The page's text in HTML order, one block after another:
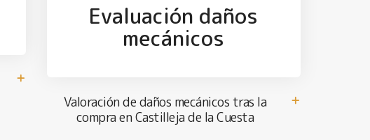
Evaluación daños
mecánicos
Valoración de daños mecánicos tras la
compra en Castilleja de la Cuesta